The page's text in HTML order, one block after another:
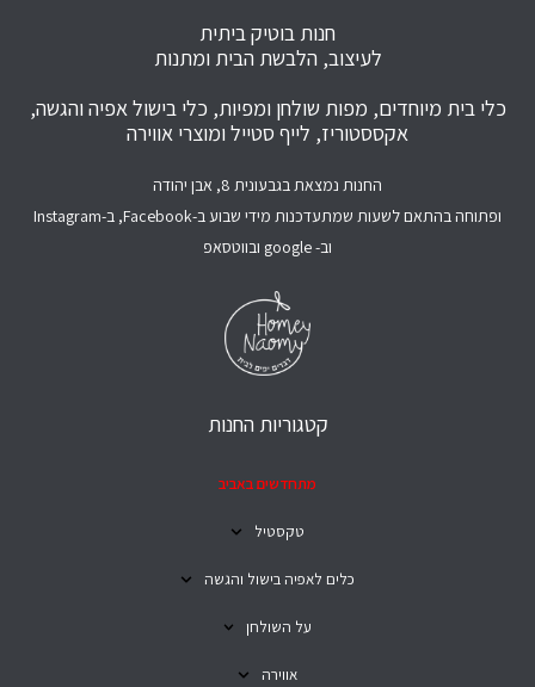
חנות בוטיק ביתית
לעיצוב, הלבשת הבית ומתנות
כלי בית מיוחדים, מפות שולחן ומפיות, כלי בישול אפיה והגשה,
אקססטוריז, לייף סטייל ומוצרי אווירה
החנות נמצאת בגבעונית 8, אבן יהודה
ופתוחה בהתאם לשעות שמתעדכנות מידי שבוע ב-Facebook, ב-Instagram
וב- google ובווטסאפ
קטגוריות החנות
מתחדשים באביב
טקסטיל
כלים לאפיה בישול והגשה
על השולחן
אווירה